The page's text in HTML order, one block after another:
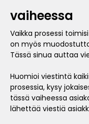
vaiheessa
Vaikka prosessi
on myös
Tässä sinua auttaa
Huomioi viestintä
prosessia, kysy
tässä vaiheessa
lähettää viestiä